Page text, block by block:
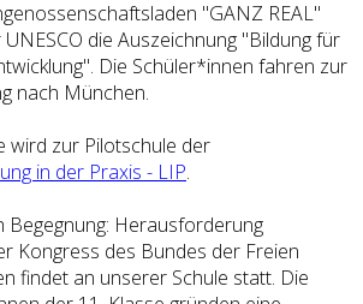
"GANZ REAL"
die Auszeichnung "Bildung für
Die Schüler*innen fahren zur
nach München.
wird zur Pilotschule der
in der Praxis - LIP.
Begegnung: Herausforderung
Kongress des Bundes der Freien
findet an unserer Schule statt. Die